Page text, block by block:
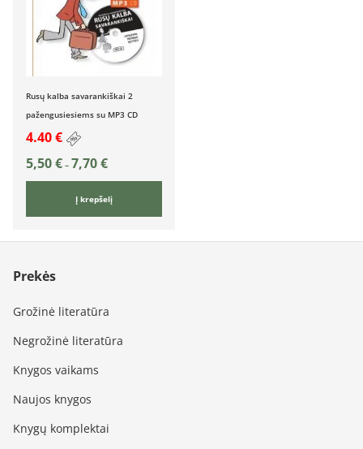
Rusų kalba savarankiškai 2
pažengusiesiems su MP3 CD
4.40 €
5,50€ – 7,70€
Į krepšelį
Prekės
Grožinė literatūra
Negrožinė literatūra
Knygos vaikams
Naujos knygos
Knygų komplektai